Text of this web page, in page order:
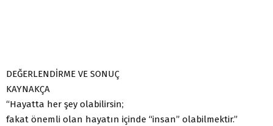
DEĞERLENDİRME VE SONUÇ
KAYNAKÇA
“Hayatta her şey olabilirsin;
fakat önemli olan hayatın içinde “insan” olabilmektir.”